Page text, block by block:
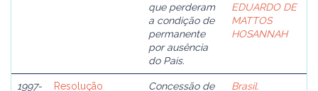
que perderam
a condição de
permanente
por ausência
do Pais.
EDUARDO DE
MATTOS
HOSANNAH
1997-
Resolução
Concessão de
Brasil.